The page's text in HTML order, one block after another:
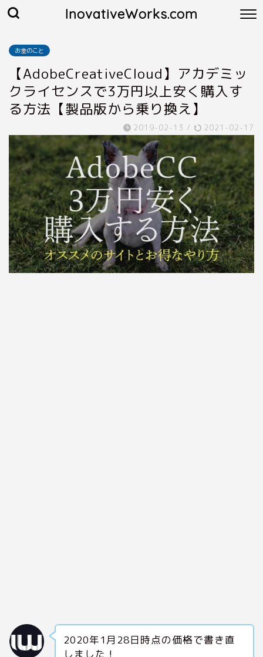
InovativeWorks.com
お金のこと
【AdobeCreativeCloud】アカデミッ
クライセンスで3万円以上安く購入す
る方法【製品版から乗り換え】
2019-02-13 / 2021-02-17
2020年1月28日時点の価格で書き直
しました！